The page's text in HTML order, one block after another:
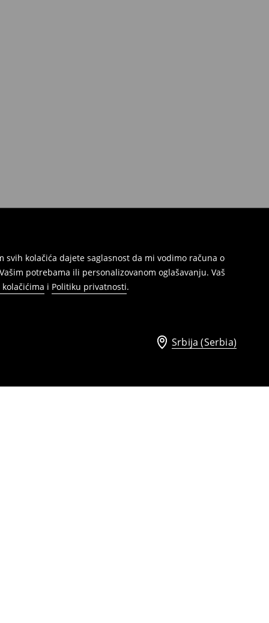
kolačića dajete saglasnost da mi vodimo računa o
potrebama ili personalizovanom oglašavanju. Vaš
i Politiku privatnosti.
Srbija (Serbia)